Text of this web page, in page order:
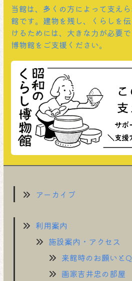
当館は、多くの方によって支え
館です。建物を残し、くらしを
けるためには、大きな力が必要
博物館をご支援ください。
アーカイブ
利用案内
施設案内・アクセス
来館時のお願いと
画家吉井忠の部屋